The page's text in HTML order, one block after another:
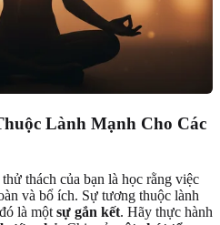
Lành Mạnh Cho Các
thách của bạn là học rằng việc
và bổ ích. Sự tương thuộc lành
là một sự gắn kết. Hãy thực hành